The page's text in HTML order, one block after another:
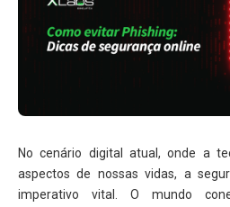
No cenário digital atual, onde a
aspectos de nossas vidas, a
imperativo vital. O mundo